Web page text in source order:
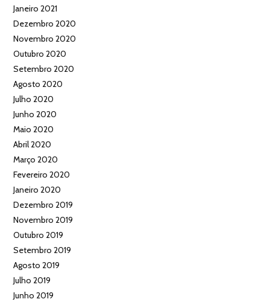
Janeiro 2021
Dezembro 2020
Novembro 2020
Outubro 2020
Setembro 2020
Agosto 2020
Julho 2020
Junho 2020
Maio 2020
Abril 2020
Março 2020
Fevereiro 2020
Janeiro 2020
Dezembro 2019
Novembro 2019
Outubro 2019
Setembro 2019
Agosto 2019
Julho 2019
Junho 2019